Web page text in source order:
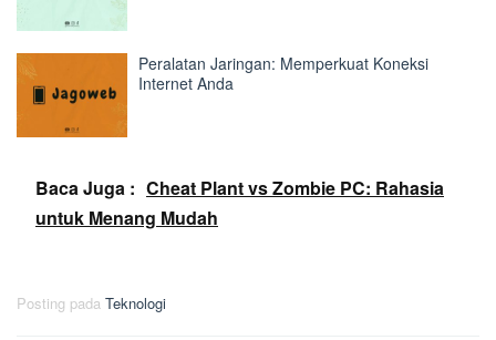
Peralatan Jaringan: Memperkuat Koneksi
Internet Anda
Baca Juga : Cheat Plant vs Zombie PC: Rahasia
untuk Menang Mudah
Posting pada Teknologi